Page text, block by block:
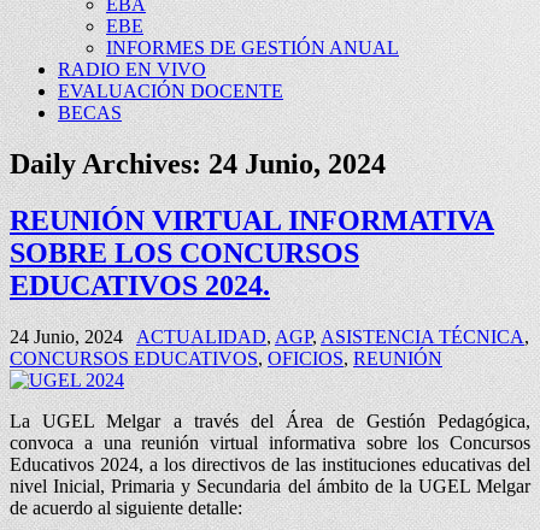
EBA
EBE
INFORMES DE GESTIÓN ANUAL
RADIO EN VIVO
EVALUACIÓN DOCENTE
BECAS
Daily Archives:24 Junio, 2024
REUNIÓN VIRTUAL INFORMATIVA
SOBRE LOS CONCURSOS
EDUCATIVOS 2024.
24 Junio, 2024 ACTUALIDAD,AGP,ASISTENCIA TÉCNICA,
CONCURSOS EDUCATIVOS,OFICIOS,REUNIÓN
La UGEL Melgar a través del Área de Gestión Pedagógica,
convoca a una reunión virtual informativa sobre los Concursos
Educativos 2024, a los directivos de las instituciones educativas del
nivel Inicial, Primaria y Secundaria del ámbito de la UGEL Melgar
de acuerdo al siguiente detalle: